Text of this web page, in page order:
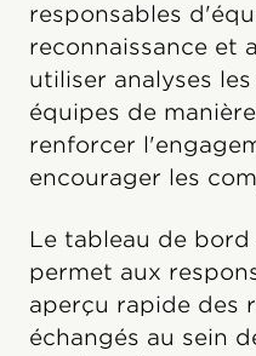
responsables
reconnaissance et
utiliser analyses
équipes de
renforcer
encourager les
Le tableau de bord
permet aux
aperçu rapide des
échangés au sein